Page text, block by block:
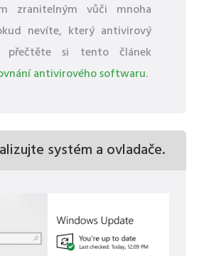
zranitelným vůči mnoha
nevíte, který antivirový
přečtěte si tento článek
antivirového softwaru.
systém a ovladače.